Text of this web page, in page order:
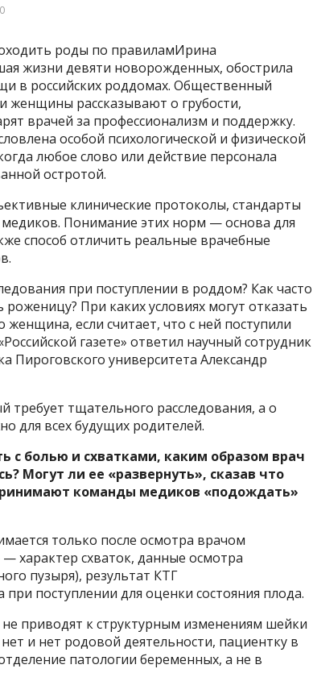
роды по правиламИрина
жизни девяти новорожденных, обострила
в российских роддомах. Общественный
женщины рассказывают о грубости,
врачей за профессионализм и поддержку.
особой психологической и физической
любое слово или действие персонала
остротой.
клинические протоколы, стандарты
Понимание этих норм — основа для
способ отличить реальные врачебные
при поступлении в роддом? Как часто
При каких условиях могут отказать
если считает, что с ней поступили
газете» ответил научный сотрудник
университета Александр
требует тщательного расследования, а о
для всех будущих родителей.
с болью и схватками, каким образом врач
Могут ли ее «развернуть», сказав что
команды медиков «подождать»
только после осмотра врачом
характер схваток, данные осмотра
пузыря), результат КТГ
поступлении для оценки состояния плода.
приводят к структурным изменениям шейки
и нет родовой деятельности, пациентку в
патологии беременных, а не в